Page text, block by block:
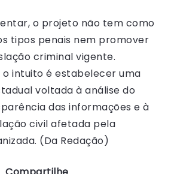
o projeto não tem como
tipos penais nem promover
criminal vigente.
intuito é estabelecer uma
voltada à análise do
das informações e à
civil afetada pela
(Da Redação)